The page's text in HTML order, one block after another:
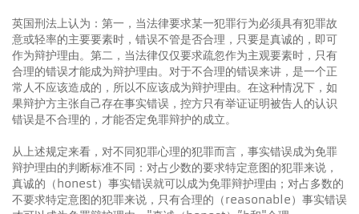
英国刑法上认为：第一，当法律要求某一犯罪行为必须具有犯罪故
意或轻率的主要要素时，错误不管是否合理，只要是真诚的，即可
作为辩护理由。第二，当法律仅仅要求疏忽作为主观要素时，只有
合理的错误才能成为辩护理由。对于不合理的错误来讲，是一个正
常人不应该造成的，所以不应该成为辩护理由。在这种情况下，如
果辩护方主张自己存在事实错误，控方只有举证证明被告人的认识
错误是不合理的，才能否定免罪辩护的成立。
从上述规定来看，对不同犯罪心理的犯罪而言，事实错误成为免罪
辩护理由的判断标准不同：对占少数的要求特定意图的犯罪来说，
真诚的（honest）事实错误就可以成为免罪辩护理由；对占多数的
不要求特定意图的犯罪来说，只有合理的（reasonable）事实错误